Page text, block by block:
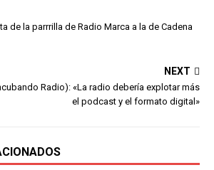
de la parrrilla de Radio Marca a la de Cadena
NEXT
Radio): «La radio debería explotar más
el podcast y el formato digital»